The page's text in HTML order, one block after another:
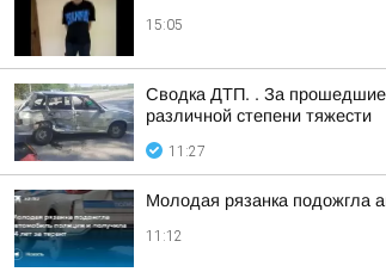
15:05
Сводка ДТП. . За прошедшие
различной степени тяжести
11:27
Молодая рязанка подожгла
11:12